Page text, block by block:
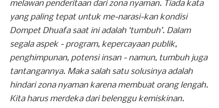
melawan penderitaan dari zona nyaman. Tiada kata
yang paling tepat untuk me-narasi-kan kondisi
Dompet Dhuafa saat ini adalah ‘tumbuh’. Dalam
segala aspek - program, kepercayaan publik,
penghimpunan, potensi insan - namun, tumbuh juga
tantangannya. Maka salah satu solusinya adalah
hindari zona nyaman karena membuat orang lengah.
Kita harus merdeka dari belenggu kemiskinan.